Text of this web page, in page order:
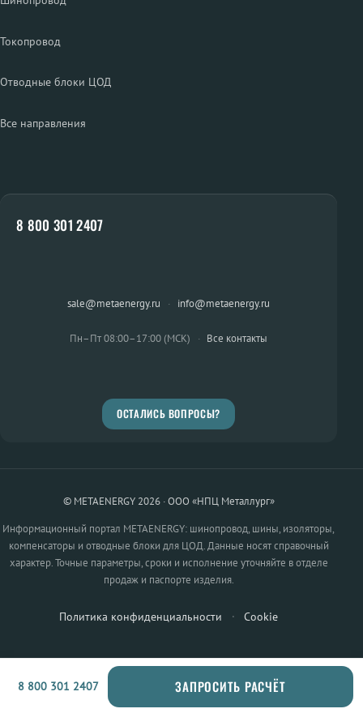
Токопровод
Отводные блоки ЦОД
Все направления
8 800 301 2407
sale@metaenergy.ru · info@metaenergy.ru
Пн–Пт 08:00–17:00 (МСК) · Все контакты
ОСТАЛИСЬ ВОПРОСЫ?
© METAENERGY 2026 · ООО «НПЦ Металлург»
Информационный портал METAENERGY: шинопровод, шины, изоляторы,
компенсаторы и отводные блоки для ЦОД. Данные носят справочный
характер. Точные параметры, сроки и исполнение уточняйте в отделе
продаж и паспорте изделия.
Политика конфиденциальности · Cookie
8 800 301 2407 ЗАПРОСИТЬ РАСЧЁТ